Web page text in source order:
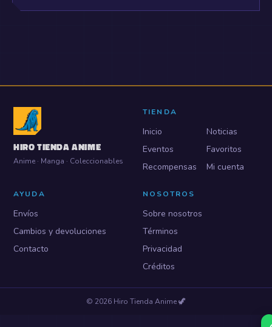
HIRO TIENDA ANIME
Anime · Manga · Coleccionables
TIENDA
Inicio
Noticias
Eventos
Favoritos
Recompensas
Mi cuenta
AYUDA
Envíos
Cambios y devoluciones
Contacto
NOSOTROS
Sobre nosotros
Términos
Privacidad
Créditos
© 2026 Hiro Tienda Anime🦖